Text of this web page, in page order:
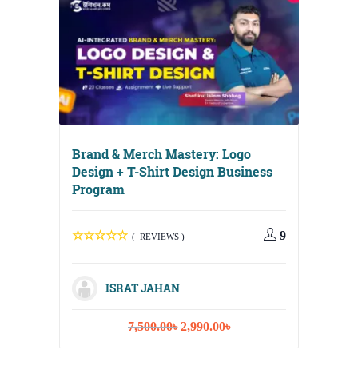
Brand & Merch Mastery: Logo
Design + T-Shirt Design Business
Program
( REVIEWS ) 9
ISRAT JAHAN
7,500.00৳ Original
2,990.00৳Current